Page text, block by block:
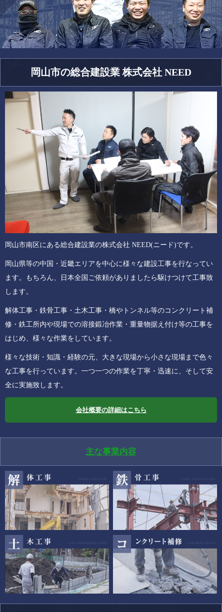
岡山市の総合建設業 株式会社 NEED
岡山市南区にある総合建設業の株式会社 NEED(ニード)です。
岡山県等の中国・近畿エリアを中心に様々な建設工事を行なってい
ます。もちろん、日本全国ご依頼がありましたら駆けつけて工事致
します。
解体工事・鉄骨工事・土木工事・橋やトンネル等のコンクリート補
修・鉄工所内や現場での溶接鍛冶作業・重量物据え付け等の工事を
はじめ、様々な作業をしています。
様々な技術・知識・経験の元、大きな現場から小さな現場まで色々
な工事を行っています。一つ一つの作業を丁寧・迅速に、そして安
全に実施致します。
会社概要の詳細はこちら
主な事業内容